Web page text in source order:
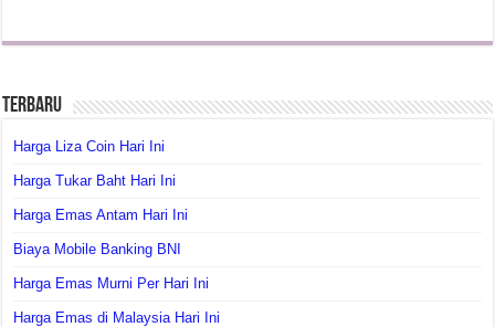
Terbaru
Harga Liza Coin Hari Ini
Harga Tukar Baht Hari Ini
Harga Emas Antam Hari Ini
Biaya Mobile Banking BNI
Harga Emas Murni Per Hari Ini
Harga Emas di Malaysia Hari Ini